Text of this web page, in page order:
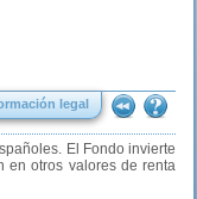
legal
El Fondo invierte
en otros valores de renta